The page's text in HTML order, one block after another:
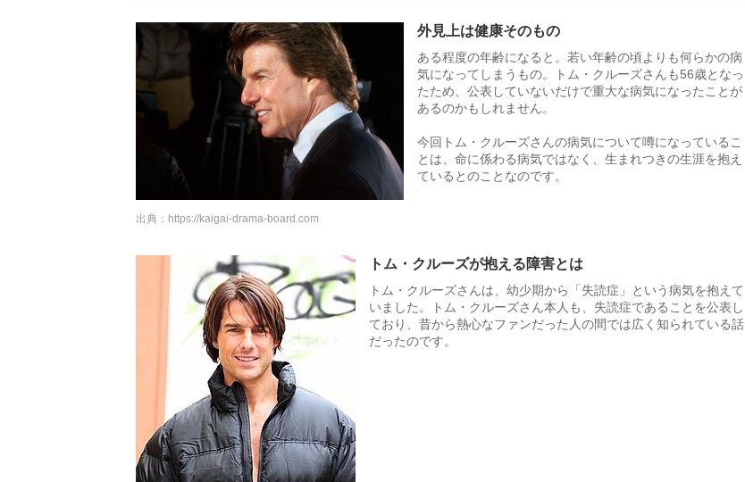
外見上は健康そのもの
ある程度の年齢になると。若い年齢の頃よりも何らかの病
気になってしまうもの。トム・クルーズさんも56歳となっ
たため、公表していないだけで重大な病気になったことが
あるのかもしれません。
今回トム・クルーズさんの病気について噂になっているこ
とは、命に係わる病気ではなく、生まれつきの生涯を抱え
ているとのことなのです。
出典： https://kaigai-drama-board.com
トム・クルーズが抱える障害とは
トム・クルーズさんは、幼少期から「失読症」という病気を抱えて
いました。トム・クルーズさん本人も、失読症であることを公表し
ており、昔から熱心なファンだった人の間では広く知られている話
だったのです。